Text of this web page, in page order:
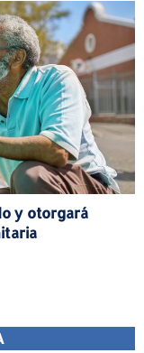
y otorgará